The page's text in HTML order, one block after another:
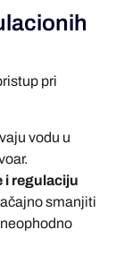
pri
vodu u
i regulaciju
smanjiti